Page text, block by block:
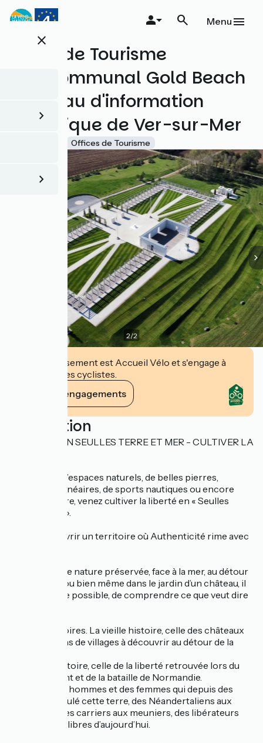
Aller
au
principalclose
Menu
Office de Tourisme
intercommunal Gold Beach
- Bureau d'information
touristique de Ver-sur-Mer
Offices de Tourisme
2/2
Cet établissement est Accueil Vélo et s'engage à
accueillir des cyclistes.
Voir ses engagements
Description
TOURISME EN SEULLES TERRE ET MER - CULTIVER LA
Passionnés d’espaces naturels, de belles pierres,
d’activités balnéaires, de sports nautiques ou encore
férus d’histoire, venez cultiver la liberté en « Seulles
Terre et Mer ».
Venez découvrir un territoire où Authenticité rime avec
Au cœur d’une nature préservée, face à la mer, au détour
d’un chemin ou bien même dans le jardin d’un château, il
est ici, encore possible, de comprendre ce que veut dire
Terres d’histoires. La vieille histoire, celle des châteaux
et des maisons de villages à découvrir au détour de la
La grande histoire, celle de la liberté retrouvée lors du
débarquement et de la bataille de Normandie.
L’histoire des hommes et des femmes qui depuis des
siècles ont foulé cette terre, des Néandertaliens aux
Chevaliers, des carriers aux meuniers, des libérateurs
aux Hommes libres d’aujourd’hui.